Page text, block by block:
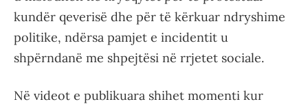
kundër qeverisë dhe për të kërkuar ndryshime
politike, ndërsa pamjet e incidentit u
shpërndanë me shpejtësi në rrjetet sociale.
Në videot e publikuara shihet momenti kur